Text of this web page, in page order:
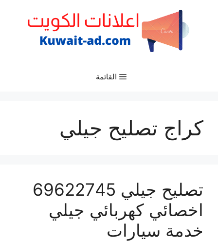
القائمة
كراج تصليح جيلي
تصليح جيلي 69622745
اخصائي كهربائي جيلي
خدمة سيارات